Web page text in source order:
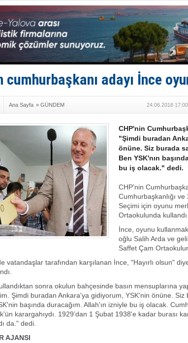
Tatil
Rusya, gölge
Enejota ticari
Denizcilik
Türkiye’den
‘14. Olympos
Taksi Botlar,
TÜRKLİM
SOCAR da
cumhurbaşkanı adayı İnce
Ana Sayfa » GÜNDEM 24.06.2018 17:00
CHP'nin
"Şimdi buradan
önüne. Siz burada
Ben YSK'nın
bu iş olacak." dedi.
CHP'nin
Cumhurbaşkanlığı
Seçimi için oyunu
Ortaokulunda kullandı.
İnce, oyunu
oğlu Salih Arda ve
Saffet Çam
vatandaşlar tarafından karşılanan İnce, "Hayırlı olsun"
sonra okulun bahçesinde basın mensuplarına
Şimdi buradan Ankara'ya gidiyorum, YSK'nin önüne. Siz
başında duracağım. Allah'ın izniyle bu iş olacak.
karargahıydı. 1929’dan 1 Şubat 1938'e kadar burası
da." dedi.
AJANSI